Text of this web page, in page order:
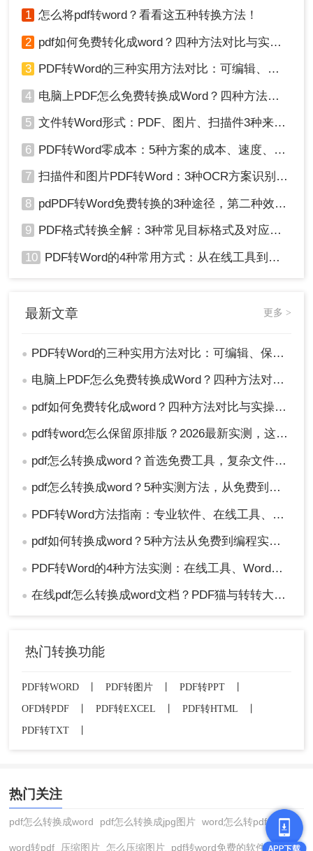
1 怎么将pdf转word？看看这五种转换方法！
2 pdf如何免费转化成word？四种方法对比与实操指南（附详细表格）
3 PDF转Word的三种实用方法对比：可编辑、保格式、避风险！
4 电脑上PDF怎么免费转换成Word？四种方法对比与实操指南（附详细表格）!
5 文件转Word形式：PDF、图片、扫描件3种来源分别怎么处理！
6 PDF转Word零成本：5种方案的成本、速度、精度对比！
7 扫描件和图片PDF转Word：3种OCR方案识别率实测！
8 pdPDF转Word免费转换的3种途径，第二种效率最高！
9 PDF格式转换全解：3种常见目标格式及对应操作方法！
10 PDF转Word的4种常用方式：从在线工具到桌面软件全梳理！
最新文章 更多 >
● PDF转Word的三种实用方法对比：可编辑、保格式、避风险！
● 电脑上PDF怎么免费转换成Word？四种方法对比与实操指南（附详细表格）!
● pdf如何免费转化成word？四种方法对比与实操指南（附详细表格）
● pdf转word怎么保留原排版？2026最新实测，这5种方法从免费到专业全搞定！
● pdf怎么转换成word？首选免费工具，复杂文件再上专业软件！
● pdf怎么转换成word？5种实测方法，从免费到专业全攻略！
● PDF转Word方法指南：专业软件、在线工具、Word内置与改后缀名4种方案对比！
● pdf如何转换成word？5种方法从免费到编程实测对比！
● PDF转Word的4种方法实测：在线工具、Word、Adobe与开源软件对比！！
● 在线pdf怎么转换成word文档？PDF猫与转转大师2种在线工具使用指南与功能对比！
热门转换功能
PDF转WORD PDF转图片 PDF转PPT
OFD转PDF
PDF转EXCEL PDF转HTML
PDF转TXT
热门关注
pdf怎么转换成word pdf怎么转换成jpg图片 word怎么转pdf
word转pdf 压缩图片 怎么压缩图片 pdf转word免费的软件